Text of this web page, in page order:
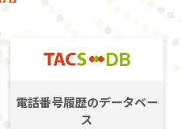
電話番号履歴のデータベー
ス